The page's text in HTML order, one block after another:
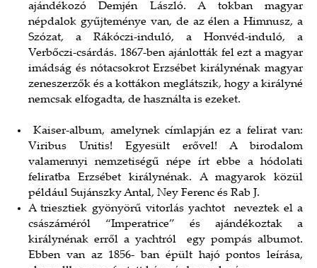
ajándékozó Demjén László. A tokban magyar
népdalok gyűjteménye van, de az élen a Himnusz, a
Szózat, a Rákóczi-induló, a Honvéd-induló, a
Verbőczi-csárdás. 1867-ben ajánlották fel ezt a magyar
imádság és nótacsokrot Erzsébet királynénak magyar
zeneszerzők és a kottákon meglátszik, hogy a királyné
nemcsak elfogadta, de használta is ezeket.
Kaiser-album, amelynek címlapján ez a felirat van:
Viribus Unitis! Egyesült erővel! A birodalom
valamennyi nemzetiségű népe írt ebbe a hódolati
feliratba Erzsébet királynénak. A magyarok közül
például Sujánszky Antal, Ney Ferenc és Rab J.
A triesztiek gyönyörű vitorlás yachtot neveztek el a
császárnéról “Imperatrice” és ajándékoztak a
királynénak erről a yachtról egy pompás albumot.
Ebben van az 1856- ban épült hajó pontos leírása,